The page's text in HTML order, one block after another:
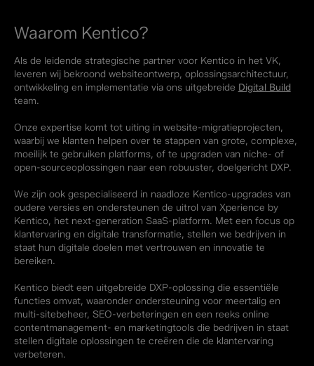
Waarom Kentico?
Als de leidende strategische partner voor Kentico in het VK,
leveren wij bekroond websiteontwerp, oplossingsarchitectuur,
ontwikkeling en implementatie via ons uitgebreide Digital Build
team.
Onze expertise komt tot uiting in website-migratieprojecten,
waarbij we klanten helpen over te stappen van grote, complexe,
moeilijk te gebruiken platforms, of te upgraden van niche- of
open-sourceoplossingen naar een robuuster, doelgericht DXP.
We zijn ook gespecialiseerd in naadloze Kentico-upgrades van
oudere versies en ondersteunen de uitrol van Xperience by
Kentico, het next-generation SaaS-platform. Met een focus op
klantervaring en digitale transformatie, stellen we bedrijven in
staat hun digitale doelen met vertrouwen en innovatie te
bereiken.
Kentico biedt een uitgebreide DXP-oplossing die essentiële
functies omvat, waaronder ondersteuning voor meertalig en
multi-sitebeheer, SEO-verbeteringen en een reeks online
contentmanagement- en marketingtools die bedrijven in staat
stellen digitale oplossingen te creëren die de klantervaring
verbeteren.